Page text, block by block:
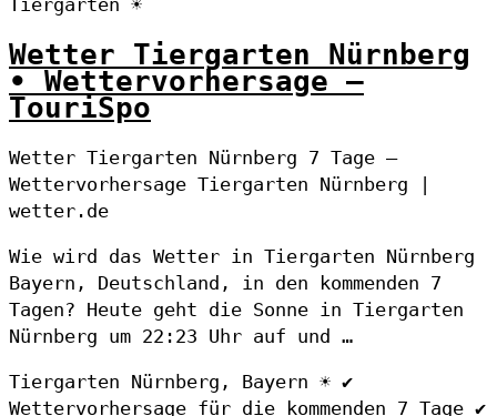
Wetter Tiergarten Nürnberg
• Wettervorhersage –
TouriSpo
Wetter Tiergarten Nürnberg 7 Tage –
Wettervorhersage Tiergarten Nürnberg |
wetter.de
Wie wird das Wetter in Tiergarten Nürnberg
Bayern, Deutschland, in den kommenden 7
Tagen? Heute geht die Sonne in Tiergarten
Nürnberg um 22:23 Uhr auf und …
Tiergarten Nürnberg, Bayern ☀️ ✔
Wettervorhersage für die kommenden 7 Tage ✔